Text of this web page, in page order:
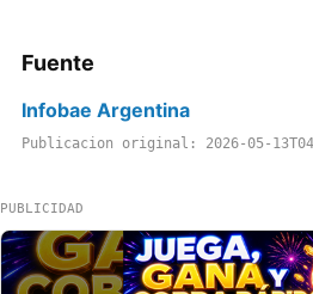
Fuente
Infobae Argentina
Publicacion original: 2026-05-
PUBLICIDAD